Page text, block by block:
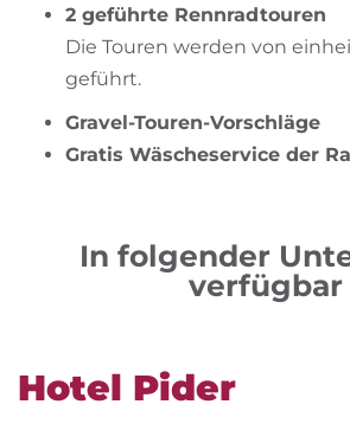
2 geführte Rennradtouren
Die Touren werden von
geführt.
Gravel-Touren-Vorschläge
Gratis Wäscheservice der
In folgender
verfügbar
Hotel Pider